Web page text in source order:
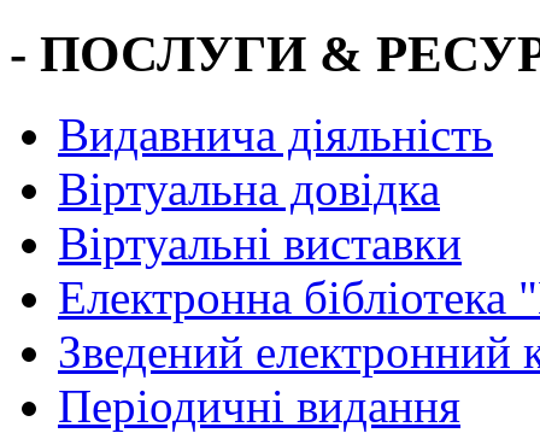
- ПОСЛУГИ &
Видавнича діяльність
Віртуальна довідка
Віртуальні виставки
Електронна
Зведений електронний
Періодичні видання